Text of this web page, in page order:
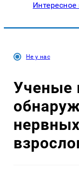
Интересное
Не у нас
Ученые